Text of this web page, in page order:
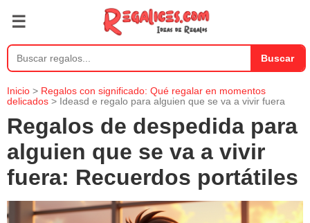
☰
Buscar
Inicio > Regalos con significado: Qué regalar en momentos
delicados > Ideasd e regalo para alguien que se va a vivir fuera
Regalos de despedida para
alguien que se va a vivir
fuera: Recuerdos portátiles